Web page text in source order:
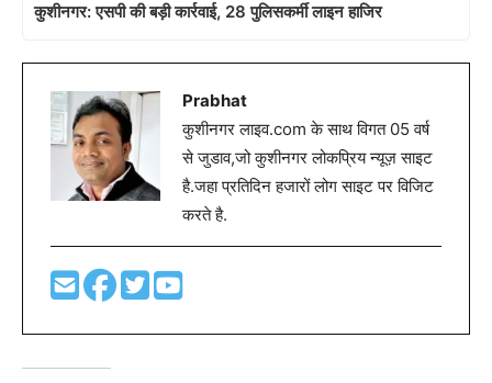
कुशीनगर: एसपी की बड़ी कार्रवाई, 28 पुलिसकर्मी लाइन हाजिर
Prabhat
कुशीनगर लाइव.com के साथ विगत 05 वर्ष
से जुडाव,जो कुशीनगर लोकप्रिय न्यूज़ साइट
है.जहा प्रतिदिन हजारों लोग साइट पर विजिट
करते है.